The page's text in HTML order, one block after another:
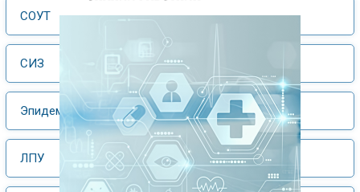
СОУТ
СИЗ
Эпидемиология
ЛПУ